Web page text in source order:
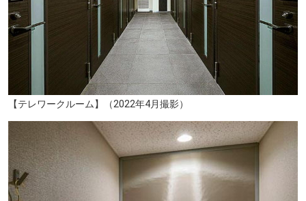
【テレワークルーム】（2022年4月撮影）